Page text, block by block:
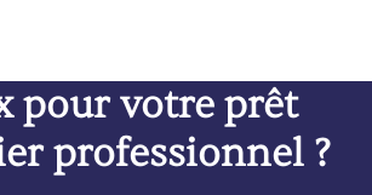
pour votre prêt
professionnel ?